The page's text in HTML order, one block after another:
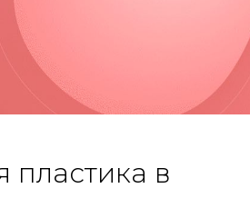
пластика в